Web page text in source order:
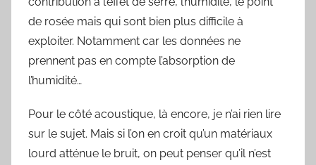
de rosée mais qui sont bien plus difficile à
exploiter. Notamment car les données ne
prennent pas en compte l’absorption de
l’humidité…
Pour le côté acoustique, là encore, je n’ai rien lire
sur le sujet. Mais si l’on en croit qu’un matériaux
lourd atténue le bruit, on peut penser qu’il n’est